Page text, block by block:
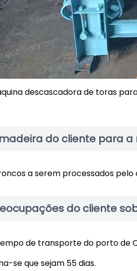
descascadora de toras
do cliente para
a serem processados
do cliente
de transporte do porto de
se que sejam 55 dias.